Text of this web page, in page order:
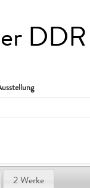
DDR
2 Werke